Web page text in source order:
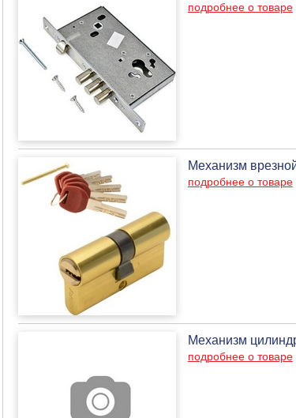
подробнее о товаре
Механизм
подробнее о товаре
Механизм
подробнее о товаре